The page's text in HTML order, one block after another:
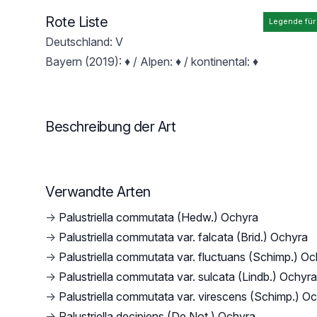
Legende
Rote Liste
Deutschland: V
Bayern (2019): ♦ / Alpen: ♦ / kontinental: ♦
Beschreibung der Art
Verwandte Arten
→ Palustriella commutata (Hedw.) Ochyra
→ Palustriella commutata var. falcata (Brid.) Ochyra
→ Palustriella commutata var. fluctuans (Schimp.)
→ Palustriella commutata var. sulcata (Lindb.) Ochyra
→ Palustriella commutata var. virescens (Schimp.)